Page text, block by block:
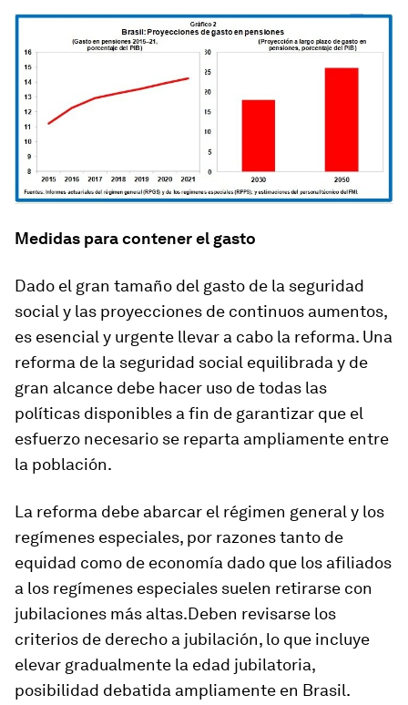
Medidas para contener el gasto
Dado el gran tamaño del gasto de la seguridad
social y las proyecciones de continuos aumentos,
es esencial y urgente llevar a cabo la reforma. Una
reforma de la seguridad social equilibrada y de
gran alcance debe hacer uso de todas las
políticas disponibles a fin de garantizar que el
esfuerzo necesario se reparta ampliamente entre
la población.
La reforma debe abarcar el régimen general y los
regímenes especiales, por razones tanto de
equidad como de economía dado que los afiliados
a los regímenes especiales suelen retirarse con
jubilaciones más altas.Deben revisarse los
criterios de derecho a jubilación, lo que incluye
elevar gradualmente la edad jubilatoria,
posibilidad debatida ampliamente en Brasil.